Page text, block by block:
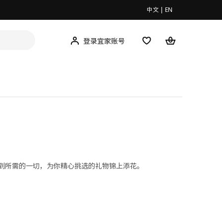
中文 | EN
登录宜家账号
需的一切，为你精心挑选的礼物锦上添花。